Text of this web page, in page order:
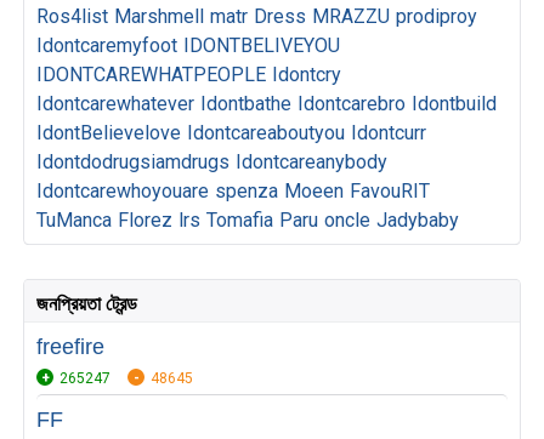
Ros4list Marshmell matr Dress MRAZZU prodiproy
Idontcaremyfoot IDONTBELIVEYOU
IDONTCAREWHATPEOPLE Idontcry
Idontcarewhatever Idontbathe Idontcarebro Idontbuild
IdontBelievelove Idontcareaboutyou Idontcurr
Idontdodrugsiamdrugs Idontcareanybody
Idontcarewhoyouare spenza Moeen FavouRIT
TuManca Florez lrs Tomafia Paru oncle Jadybaby
জনপ্রিয়তা ট্রেন্ড
freefire
265247 48645
FF